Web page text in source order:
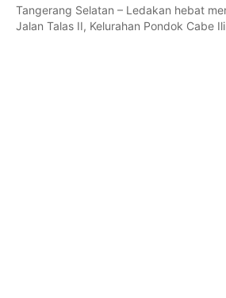
Tangerang Selatan – Ledakan hebat
Jalan Talas II, Kelurahan Pondok Cabe